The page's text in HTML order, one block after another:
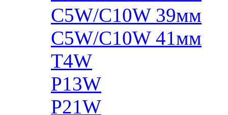
C5W/C10W 39мм
C5W/C10W 41мм
T4W
P13W
P21W